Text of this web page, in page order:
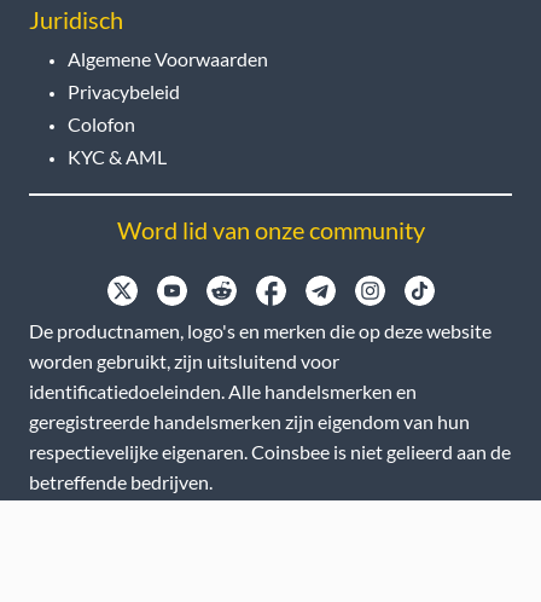
Juridisch
Algemene Voorwaarden
Privacybeleid
Colofon
KYC & AML
Word lid van onze community
De productnamen, logo's en merken die op deze website
worden gebruikt, zijn uitsluitend voor
identificatiedoeleinden. Alle handelsmerken en
geregistreerde handelsmerken zijn eigendom van hun
respectievelijke eigenaren. Coinsbee is niet gelieerd aan de
betreffende bedrijven.